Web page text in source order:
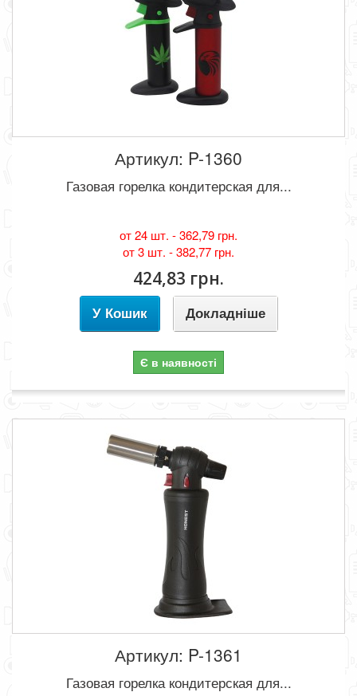
Артикул: P-1360
Газовая горелка кондитерская для...
от 24 шт. -362,79 грн.
от 3 шт. -382,77 грн.
424,83 грн.
У Кошик Докладніше
Є в наявності
Артикул: P-1361
Газовая горелка кондитерская для...